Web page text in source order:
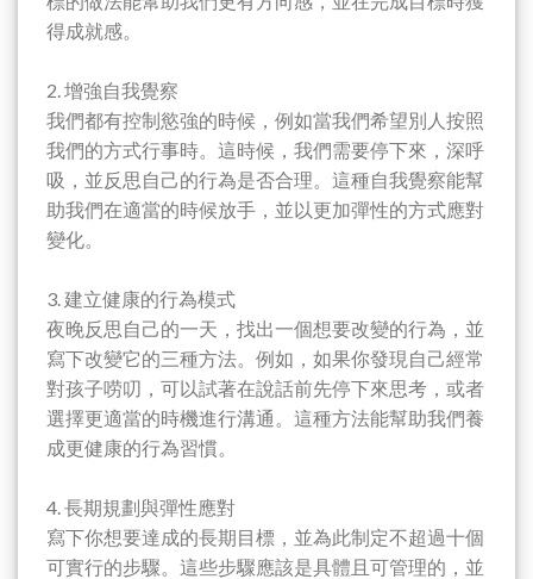
得成就感。
2. 增強自我覺察
我們都有控制慾強的時候，例如當我們希望別人按照
我們的方式行事時。這時候，我們需要停下來，深呼
吸，並反思自己的行為是否合理。這種自我覺察能幫
助我們在適當的時候放手，並以更加彈性的方式應對
變化。
3. 建立健康的行為模式
夜晚反思自己的一天，找出一個想要改變的行為，並
寫下改變它的三種方法。例如，如果你發現自己經常
對孩子唠叨，可以試著在說話前先停下來思考，或者
選擇更適當的時機進行溝通。這種方法能幫助我們養
成更健康的行為習慣。
4. 長期規劃與彈性應對
寫下你想要達成的長期目標，並為此制定不超過十個
可實行的步驟。這些步驟應該是具體且可管理的，並